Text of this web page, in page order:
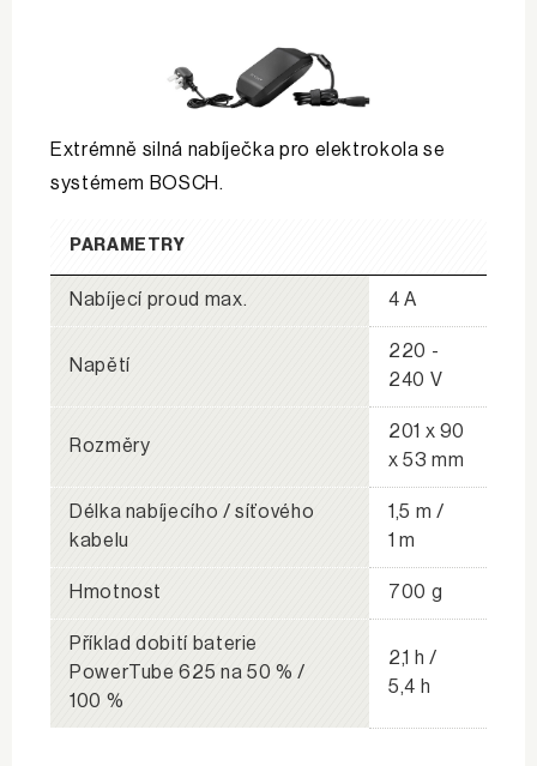
Extrémně silná nabíječka pro elektrokola se
systémem BOSCH.
PARAMETRY
Nabíjecí proud max. 4 A
Napětí
220 -
240 V
Rozměry
201 x 90
x 53 mm
Délka nabíjecího / síťového
kabelu
1,5 m /
1 m
Hmotnost 700 g
Příklad dobití baterie
PowerTube 625 na 50 % /
100 %
2,1 h /
5,4 h